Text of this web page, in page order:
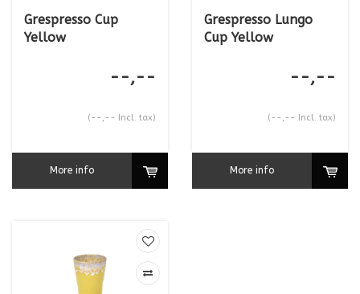
Grespresso Cup
Yellow
--,--
(--,-- Incl. tax)
More info
Grespresso Lungo
Cup Yellow
--,--
(--,-- Incl. tax)
More info